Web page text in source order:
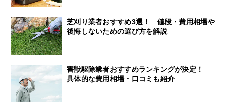
芝刈り業者おすすめ3選！ 値段・費用相場や
後悔しないための選び方を解説
害獣駆除業者おすすめランキングが決定！
具体的な費用相場・口コミも紹介